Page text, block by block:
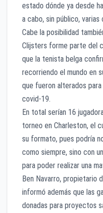
estado dónde ya desde
a cabo, sin público,
Cabe la posibilidad
Clijsters forme parte del
que la tenista belga
recorriendo el mundo en
que fueron alterados
covid-19.
En total serían 16
torneo en Charleston, el
su formato, pues podría
como siempre, sino con
para poder realizar una
Ben Navarro, propietario
informó además que las
donadas para proyectos